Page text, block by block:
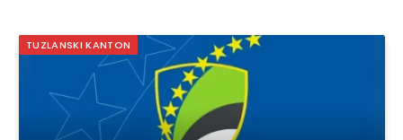
TUZLANSKI KANTON